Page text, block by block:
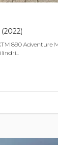
890 Adventure